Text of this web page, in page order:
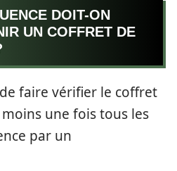
DOIT-ON
UN COFFRET DE
faire vérifier le coffret
une fois tous les
par un